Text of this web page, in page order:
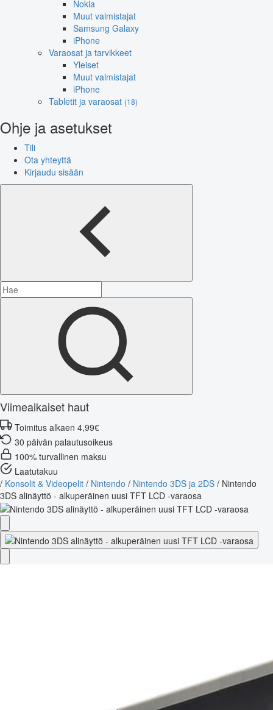
Nokia
Muut valmistajat
Samsung Galaxy
iPhone
Varaosat ja tarvikkeet
Yleiset
Muut valmistajat
iPhone
Tabletit ja varaosat (18)
Ohje ja asetukset
Tili
Ota yhteyttä
Kirjaudu sisään
Viimeaikaiset haut
Toimitus alkaen 4,99€
30 päivän palautusoikeus
100% turvallinen maksu
Laatutakuu
/ Konsolit & Videopelit / Nintendo / Nintendo 3DS ja 2DS / Nintendo
3DS alinäyttö - alkuperäinen uusi TFT LCD -varaosa